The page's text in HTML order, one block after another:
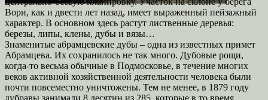
Вори, как и двести лет назад, имеет выраженный пейзажный
характер. В основном здесь растут лиственные деревья:
березы, липы, клены, дубы и вязы…
Знаменитые абрамцевские дубы – одна из известных примет
Абрамцева. Их сохранилось не так много. Дубовые рощи,
когда-то весьма обычные в Подмосковье, в течение многих
веков активной хозяйственной деятельности человека были
почти повсеместно уничтожены. Тем не менее, в 1879 году
дубравы занимали 8 десятин из 285, которые в то время